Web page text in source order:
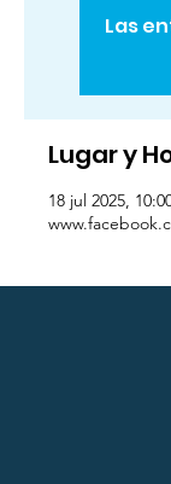
Las
Lugar y
18 jul 2025,